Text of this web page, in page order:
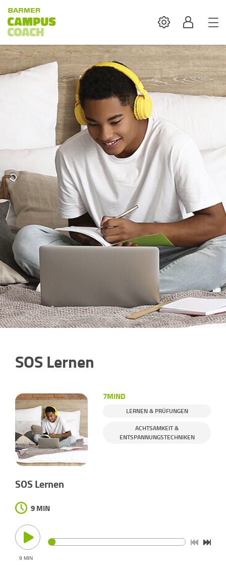
SettingsProfil
SOS Lernen
7MIND
LERNEN & PRÜFUNGEN
ACHTSAMKEIT &
ENTSPANNUNGSTECHNIKEN
SOS Lernen
9 MIN
9 MIN